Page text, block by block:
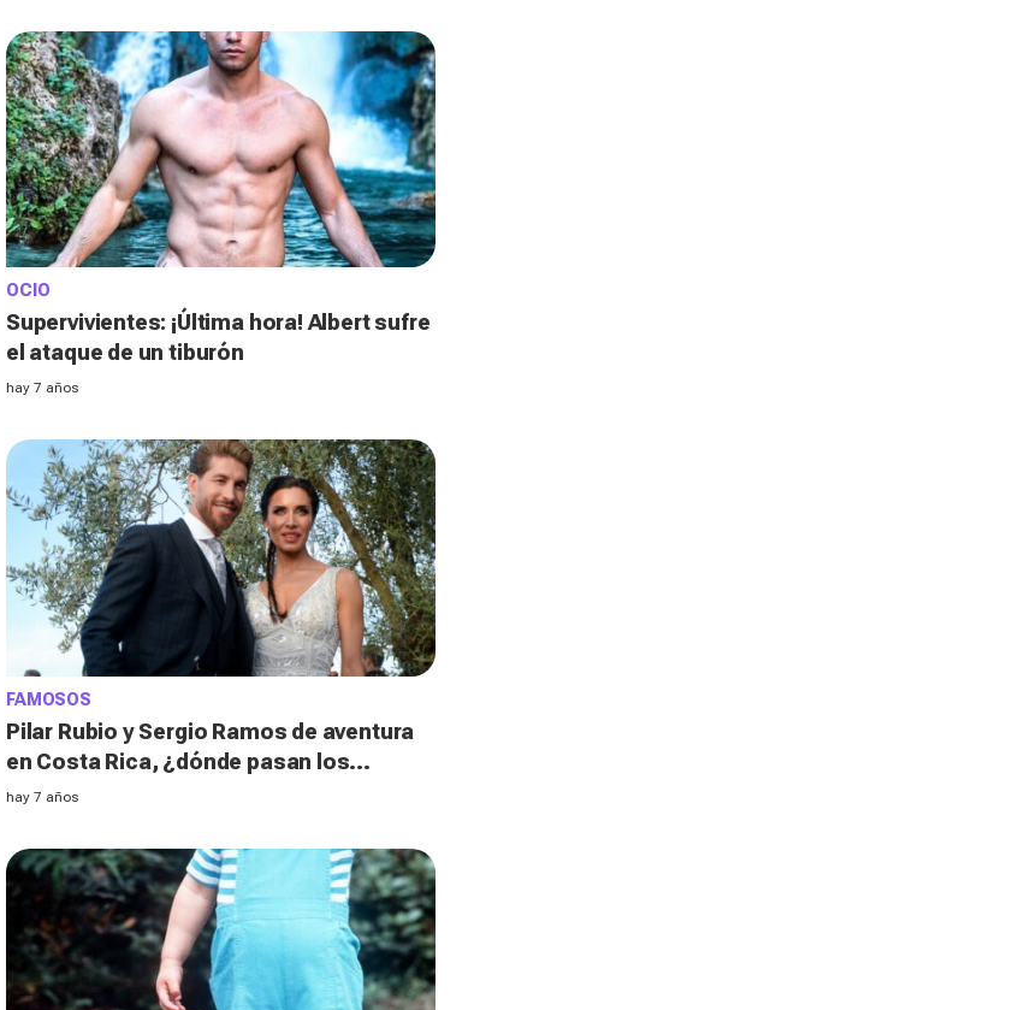
OCIO
Supervivientes: ¡Última hora! Albert sufre
el ataque de un tiburón
hay 7 años
FAMOSOS
Pilar Rubio y Sergio Ramos de aventura
en Costa Rica, ¿dónde pasan los
famosos su 'luna de miel'?
hay 7 años